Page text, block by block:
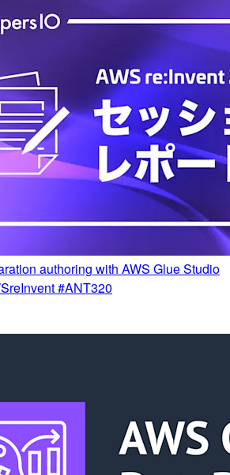
authoring with AWS Glue Studio
#ANT320